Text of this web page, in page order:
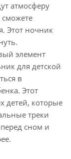
атмосферу
Этот ночник
элемент
для детской
в
Этот
детей, которые
треки
сном и